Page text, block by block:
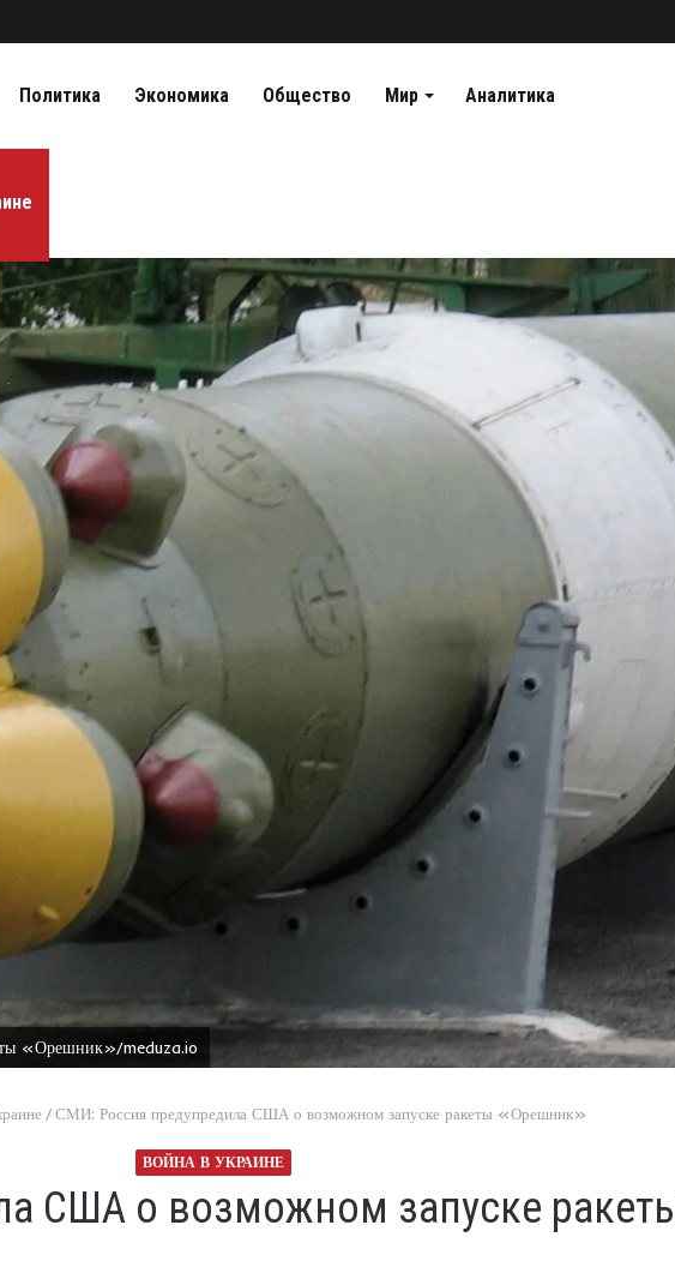
Политика Экономика Общество Мир Аналитика
«Орешник»/meduza.io
/СМИ: Россия предупредила США о возможном запуске ракеты «Орешник»
ВОЙНА В УКРАИНЕ
США о возможном запуске